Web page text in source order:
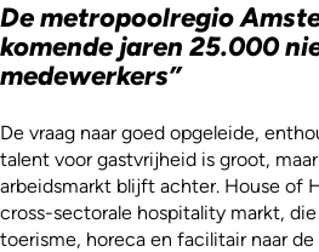
De metropoolregio
komende jaren 25.000
medewerkers”
De vraag naar goed opgeleide,
talent voor gastvrijheid is groot,
arbeidsmarkt blijft achter. House of
cross-sectorale hospitality markt,
toerisme, horeca en facilitair naar